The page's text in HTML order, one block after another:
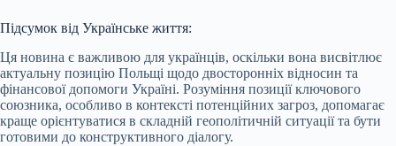
Підсумок від Українське життя:
Ця новина є важливою для українців, оскільки вона висвітлює
актуальну позицію Польщі щодо двосторонніх відносин та
фінансової допомоги Україні. Розуміння позиції ключового
союзника, особливо в контексті потенційних загроз, допомагає
краще орієнтуватися в складній геополітичній ситуації та бути
готовими до конструктивного діалогу.